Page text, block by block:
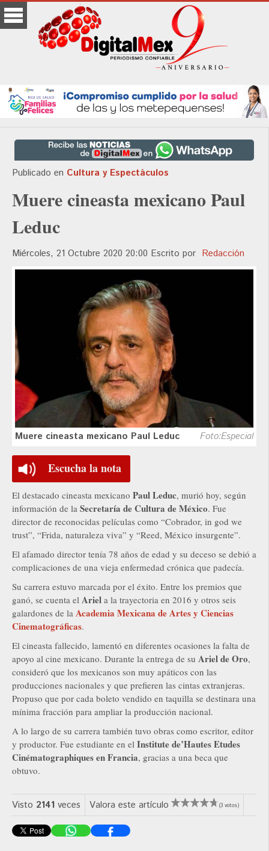
Publicado en Cultura y Espectáculos
Muere cineasta mexicano Paul
Leduc
Miércoles, 21 Octubre 2020 20:00 Escrito por Redacción
Muere cineasta mexicano Paul Leduc Foto:Especial
Escucha la nota
El destacado cineasta mexicano Paul Leduc, murió hoy, según
información de la Secretaría de Cultura de México. Fue
director de reconocidas películas como “Cobrador, in god we
trust”, “Frida, naturaleza viva” y “Reed, México insurgente”.
El afamado director tenía 78 años de edad y su deceso se debió a
complicaciones de una vieja enfermedad crónica que padecía.
Su carrera estuvo marcada por el éxito. Entre los premios que
ganó, se cuenta el Ariel a la trayectoria en 2016 y otros seis
galardones de la Academia Mexicana de Artes y Ciencias
Cinematográficas.
El cineasta fallecido, lamentó en diferentes ocasiones la falta de
apoyo al cine mexicano. Durante la entrega de su Ariel de Oro,
consideró que los mexicanos son muy apáticos con las
producciones nacionales y que prefieren las cintas extranjeras.
Propuso que por cada boleto vendido en taquilla se destinara una
mínima fracción para ampliar la producción nacional.
A lo largo de su carrera también tuvo obras como escritor, editor
y productor. Fue estudiante en el Institute de’Hautes Etudes
Cinématographiques en Francia, gracias a una beca que
obtuvo.
Visto 2141 veces Valora este artículo (3 votos)